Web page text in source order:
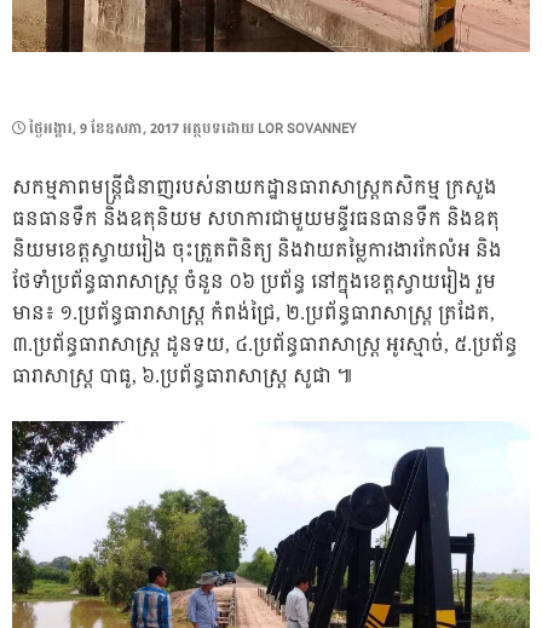
POSTED
ថ្ងៃ​អង្គារ, 9 ខែ​ឧសភា, 2017អត្ថបទដោយ LOR SOVANNEY
សកម្មភាពមន្ត្រីជំនាញរបស់នាយកដ្ឋានធារាសាស្ត្រកសិកម្ម ក្រសួង
ធនធានទឹក និងឧតុនិយម សហការជាមួយមន្ទីរធនធានទឹក និងឧតុ
និយមខេត្តស្វាយរៀង ចុះត្រួតពិនិត្យ និងវាយតម្លៃការងារកែលំអ និង
ថែទាំប្រព័ន្ធធារាសាស្ត្រ ចំនួន ០៦ ប្រព័ន្ធ នៅក្នុងខេត្តស្វាយរៀង រួម
មាន៖ ១.ប្រព័ន្ធធារាសាស្ត្រ កំពង់ជ្រៃ, ២.ប្រព័ន្ធធារាសាស្ត្រ ត្រដែត,
៣.ប្រព័ន្ធធារាសាស្ត្រ ដូនទយ, ៤.ប្រព័ន្ធធារាសាស្ត្រ អូរស្មាច់, ៥.ប្រព័ន្ធ
ធារាសាស្ត្រ បាធូ, ៦.ប្រព័ន្ធធារាសាស្ត្រ សូផា ៕